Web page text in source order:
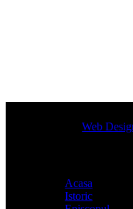
Designed byWeb
Acasa
Istoric